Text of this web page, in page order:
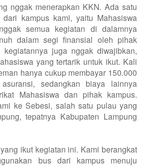
nggak menerapkan KKN. Ada satu
dari kampus kami, yaitu Mahasiswa
semua kegiatan di dalamnya
dalam segi finansial oleh pihak
juga nggak diwajibkan,
yang tertarik untuk ikut. Kali
hanya cukup membayar 150.000
sedangkan biaya lainnya
Mahasiswa dan pihak kampus.
ke Sebesi, salah satu pulau yang
tepatnya Kabupaten Lampung
ikut kegiatan ini. Kami berangkat
bus dari kampus menuju